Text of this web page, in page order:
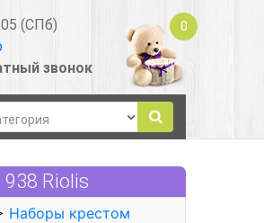
(СПб)
звонок
0
Riolis
Наборы крестом